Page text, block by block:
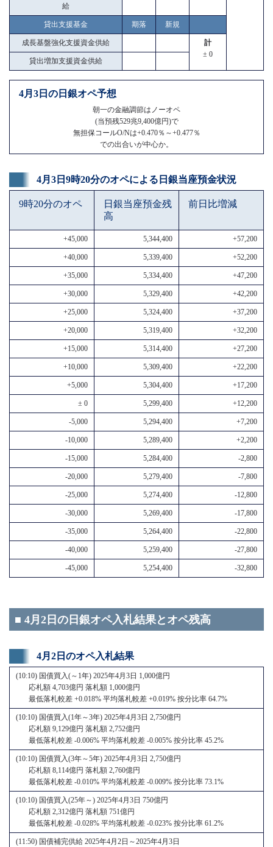
給
貸出支援基金 期落 新規
成長基盤強化支援資金供給
計
± 0
貸出増加支援資金供給
4月3日の日銀オペ予想
朝一の金融調節はノーオペ
(当預残529兆9,400億円)で
無担保コールO/Nは+0.470％～+0.477％
での出合いが中心か。
4月3日9時20分のオペによる日銀当座預金状況
9時20分のオペ
日銀当座預金残
高
前日比増減
+45,000 5,344,400 +57,200
+40,000 5,339,400 +52,200
+35,000 5,334,400 +47,200
+30,000 5,329,400 +42,200
+25,000 5,324,400 +37,200
+20,000 5,319,400 +32,200
+15,000 5,314,400 +27,200
+10,000 5,309,400 +22,200
+5,000 5,304,400 +17,200
± 0 5,299,400 +12,200
-5,000 5,294,400 +7,200
-10,000 5,289,400 +2,200
-15,000 5,284,400 -2,800
-20,000 5,279,400 -7,800
-25,000 5,274,400 -12,800
-30,000 5,269,400 -17,800
-35,000 5,264,400 -22,800
-40,000 5,259,400 -27,800
-45,000 5,254,400 -32,800
■ 4月2日の日銀オペ入札結果とオペ残高
4月2日のオペ入札結果
(10:10) 国債買入(～1年) 2025年4月3日 1,000億円
応札額 4,703億円 落札額 1,000億円
最低落札較差 +0.018% 平均落札較差 +0.019% 按分比率 64.7%
(10:10) 国債買入(1年～3年) 2025年4月3日 2,750億円
応札額 9,129億円 落札額 2,752億円
最低落札較差 -0.006% 平均落札較差 -0.005% 按分比率 45.2%
(10:10) 国債買入(3年～5年) 2025年4月3日 2,750億円
応札額 8,114億円 落札額 2,760億円
最低落札較差 -0.010% 平均落札較差 -0.009% 按分比率 73.1%
(10:10) 国債買入(25年～) 2025年4月3日 750億円
応札額 2,312億円 落札額 751億円
最低落札較差 -0.028% 平均落札較差 -0.023% 按分比率 61.2%
(11:50) 国債補完供給 2025年4月2日～2025年4月3日